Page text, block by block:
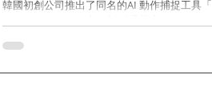
韓國初創公司推出了同名的AI 動作捕捉工具「
操作都在網頁瀏覽器🖥上進行，超級方便! 是不